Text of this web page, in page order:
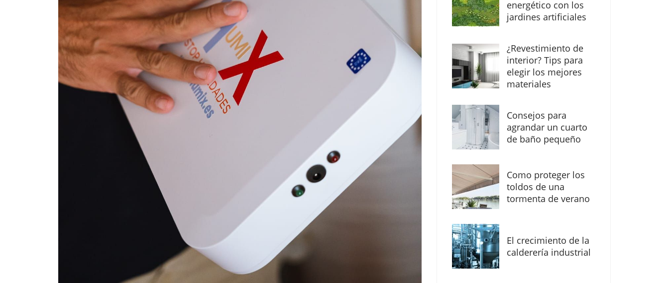
energético con los
jardines artificiales
¿Revestimiento de
interior? Tips para
elegir los mejores
materiales
Consejos para
agrandar un cuarto
de baño pequeño
Como proteger los
toldos de una
tormenta de verano
El crecimiento de la
calderería industrial